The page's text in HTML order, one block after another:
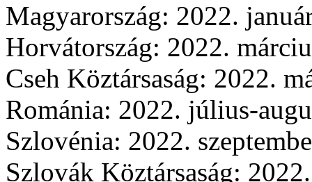
Magyarország: 2022.
Horvátország: 2022.
Cseh Köztársaság: 2022.
Románia: 2022. július-
Szlovénia: 2022.
Szlovák Köztársaság: